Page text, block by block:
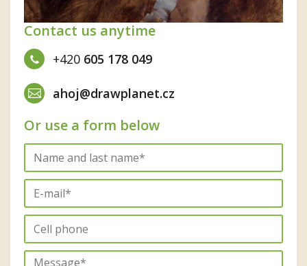
Contact us anytime
+420 605 178 049
ahoj@drawplanet.cz
Or use a form below